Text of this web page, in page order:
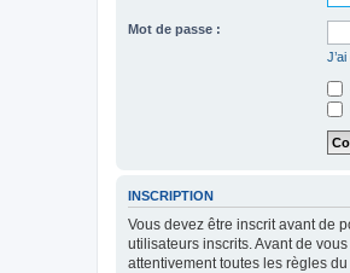
Mot de passe :
INSCRIPTION
Vous devez être inscrit avant de
utilisateurs inscrits. Avant de
attentivement toutes les règles